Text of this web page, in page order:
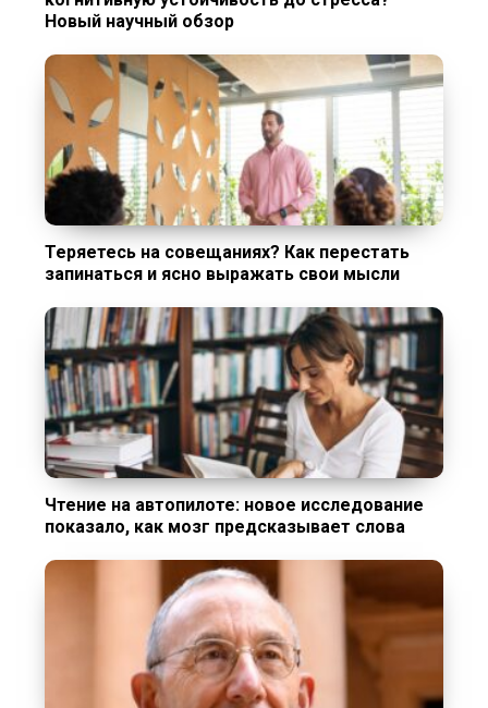
Новый научный обзор
Теряетесь на совещаниях? Как перестать
запинаться и ясно выражать свои мысли
Чтение на автопилоте: новое исследование
показало, как мозг предсказывает слова